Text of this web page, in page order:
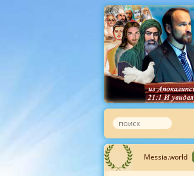
Messia.world